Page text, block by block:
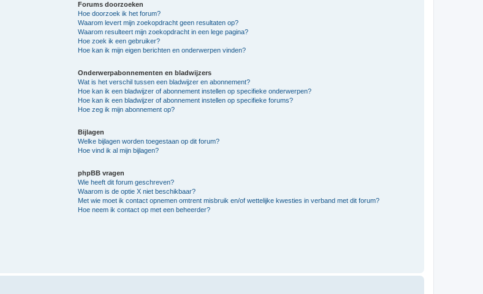
Forums doorzoeken
Hoe doorzoek ik het forum?
Waarom levert mijn zoekopdracht geen resultaten op?
Waarom resulteert mijn zoekopdracht in een lege pagina?
Hoe zoek ik een gebruiker?
Hoe kan ik mijn eigen berichten en onderwerpen vinden?
Onderwerpabonnementen en bladwijzers
Wat is het verschil tussen een bladwijzer en abonnement?
Hoe kan ik een bladwijzer of abonnement instellen op specifieke onderwerpen?
Hoe kan ik een bladwijzer of abonnement instellen op specifieke forums?
Hoe zeg ik mijn abonnement op?
Bijlagen
Welke bijlagen worden toegestaan op dit forum?
Hoe vind ik al mijn bijlagen?
phpBB vragen
Wie heeft dit forum geschreven?
Waarom is de optie X niet beschikbaar?
Met wie moet ik contact opnemen omtrent misbruik en/of wettelijke kwesties in verband met dit forum?
Hoe neem ik contact op met een beheerder?